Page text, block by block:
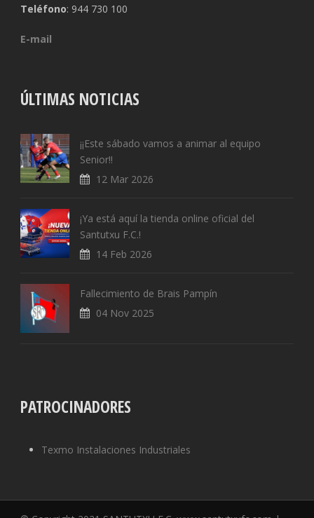
Teléfono: 944 730 100
E-mail
ÚLTIMAS NOTICIAS
¡¡Este sábado vamos a animar al equipo
Senior!!
12 Mar 2026
¡Ya está aquí la tienda online oficial del
Santutxu F.C.!
14 Feb 2026
Fallecimiento de Brais Pampín
04 Nov 2025
PATROCINADORES
Texmo Instalaciones Industriales